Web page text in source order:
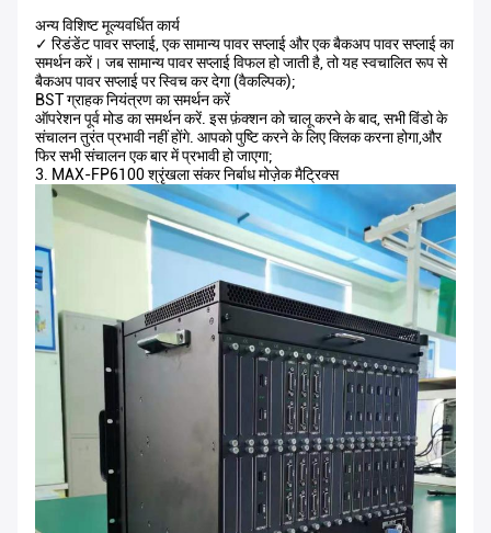
अन्य विशिष्ट मूल्यवर्धित कार्य
✓ रिडंडेंट पावर सप्लाई, एक सामान्य पावर सप्लाई और एक बैकअप पावर सप्लाई का
समर्थन करें। जब सामान्य पावर सप्लाई विफल हो जाती है, तो यह स्वचालित रूप से
बैकअप पावर सप्लाई पर स्विच कर देगा (वैकल्पिक);
BST ग्राहक नियंत्रण का समर्थन करें
ऑपरेशन पूर्व मोड का समर्थन करें. इस फ़ंक्शन को चालू करने के बाद, सभी विंडो के
संचालन तुरंत प्रभावी नहीं होंगे. आपको पुष्टि करने के लिए क्लिक करना होगा,और
फिर सभी संचालन एक बार में प्रभावी हो जाएगा;
3. MAX-FP6100 श्रृंखला संकर निर्बाध मोज़ेक मैट्रिक्स